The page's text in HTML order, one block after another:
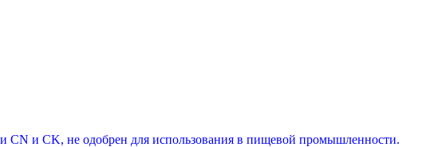
и CK, не одобрен для использования в пищевой промышленности.